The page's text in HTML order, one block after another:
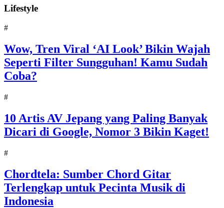
Lifestyle
#
Wow, Tren Viral ‘AI Look’ Bikin Wajah
Seperti Filter Sungguhan! Kamu Sudah
Coba?
#
10 Artis AV Jepang yang Paling Banyak
Dicari di Google, Nomor 3 Bikin Kaget!
#
Chordtela: Sumber Chord Gitar
Terlengkap untuk Pecinta Musik di
Indonesia